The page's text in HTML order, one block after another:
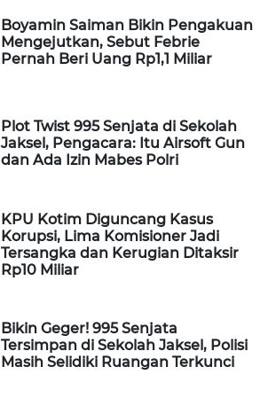
Boyamin Saiman Bikin Pengakuan
Mengejutkan, Sebut Febrie
Pernah Beri Uang Rp1,1 Miliar
Plot Twist 995 Senjata di Sekolah
Jaksel, Pengacara: Itu Airsoft Gun
dan Ada Izin Mabes Polri
KPU Kotim Diguncang Kasus
Korupsi, Lima Komisioner Jadi
Tersangka dan Kerugian Ditaksir
Rp10 Miliar
Bikin Geger! 995 Senjata
Tersimpan di Sekolah Jaksel, Polisi
Masih Selidiki Ruangan Terkunci